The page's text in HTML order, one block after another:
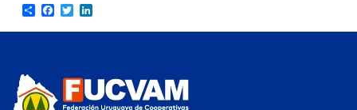
ShareFacebook
Twitter